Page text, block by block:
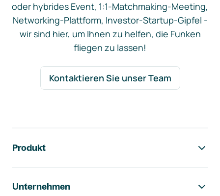
oder hybrides Event, 1:1-Matchmaking-Meeting,
Networking-Plattform, Investor-Startup-Gipfel -
wir sind hier, um Ihnen zu helfen, die Funken
fliegen zu lassen!
Kontaktieren Sie unser Team
Produkt
Unternehmen